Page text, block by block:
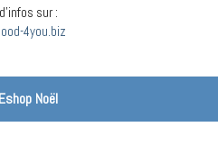
sur :
4you.biz
Eshop Noël